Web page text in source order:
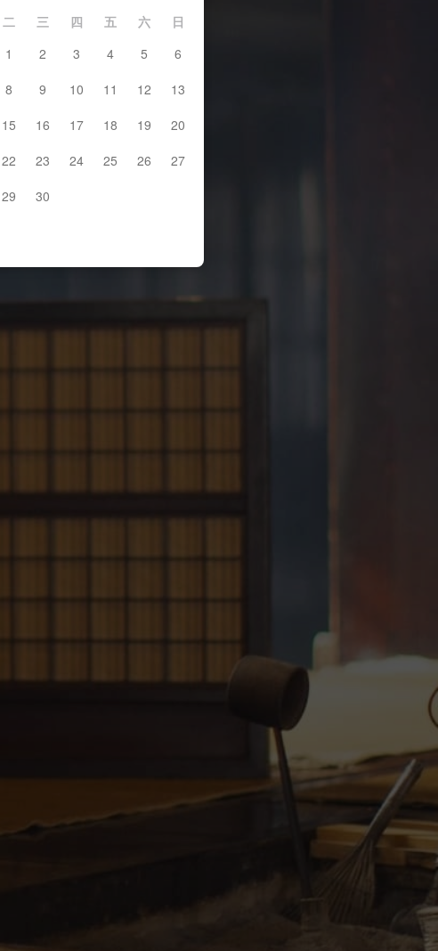
二 三 四 五 六
日
1
2 3 4 5
6
8 9 10 11 12
13
15 16 17 18 19
20
22 23 24 25 26
27
29 30